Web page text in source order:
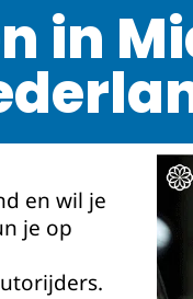
in
en wil je
je op